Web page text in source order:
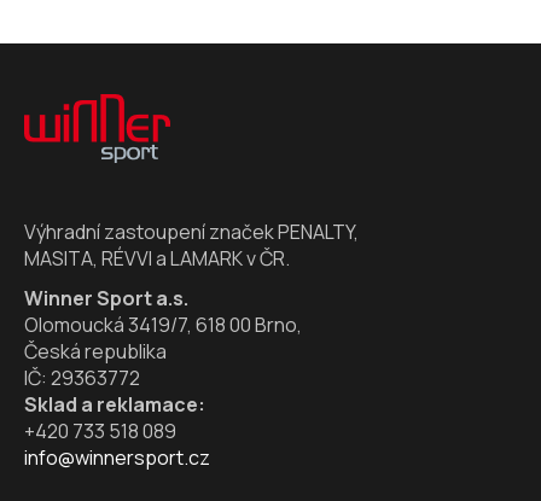
Z
Výhradní zastoupení značek PENALTY,
MASITA, RÉVVI a LAMARK v ČR.
Winner Sport a.s.
Olomoucká 3419/7, 618 00 Brno,
Česká republika
IČ: 29363772
Sklad a reklamace:
+420 733 518 089
info@winnersport.cz